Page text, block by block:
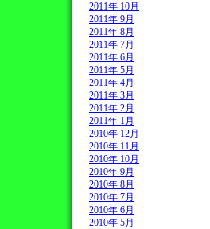
2011年 10月
2011年 9月
2011年 8月
2011年 7月
2011年 6月
2011年 5月
2011年 4月
2011年 3月
2011年 2月
2011年 1月
2010年 12月
2010年 11月
2010年 10月
2010年 9月
2010年 8月
2010年 7月
2010年 6月
2010年 5月